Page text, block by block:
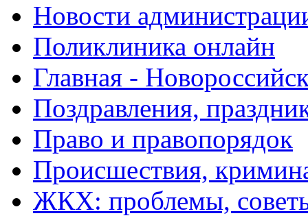
Новости
Поликлиника онлайн
Главная -
Поздравления,
Право и правопорядок
Происшествия,
ЖКХ: проблемы,